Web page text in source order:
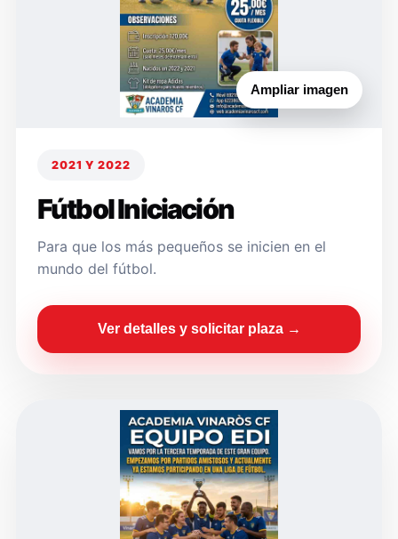
Ampliar imagen
2021 Y 2022
Fútbol Iniciación
Para que los más pequeños se inicien en el
mundo del fútbol.
Ver detalles y solicitar plaza →